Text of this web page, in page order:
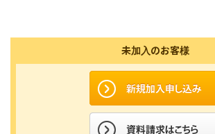
未加入のお客様